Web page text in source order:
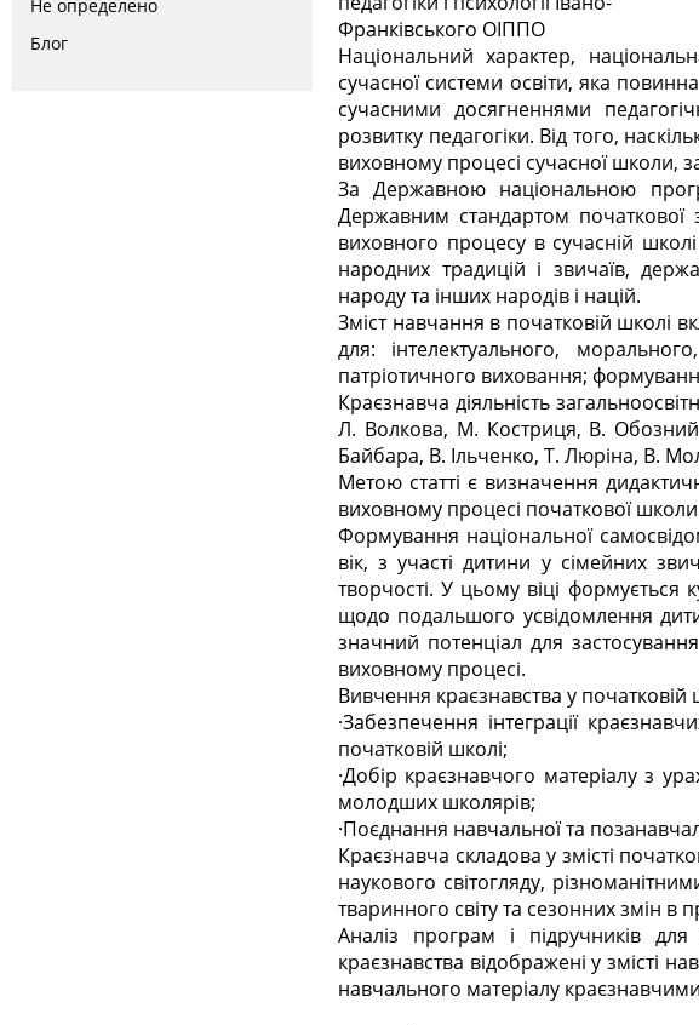
Не определено
Блог
Франківського ОІППО
Національний характер,
сучасної системи освіти, яка
сучасними досягненнями
розвитку педагогіки. Від того,
виховному процесі сучасної школи,
За Державною національною
Державним стандартом початкової
виховного процесу в сучасній
народних традицій і звичаїв,
народу та інших народів і націй.
Зміст навчання в початковій школі
для: інтелектуального,
патріотичного виховання;
Краєзнавча діяльність
Л. Волкова, М. Костриця, В.
Байбара, В. Ільченко, Т. Люріна, В.
Метою статті є визначення
виховному процесі початкової
Формування національної
вік, з участі дитини у сімейних
творчості. У цьому віці формується
щодо подальшого усвідомлення
значний потенціал для
виховному процесі.
Вивчення краєзнавства у
·Забезпечення інтеграції
початковій школі;
·Добір краєзнавчого матеріалу з
молодших школярів;
·Поєднання навчальної та
Краєзнавча складова у змісті
наукового світогляду,
тваринного світу та сезонних змін
Аналіз програм і підручників
краєзнавства відображені у змісті
навчального матеріалу